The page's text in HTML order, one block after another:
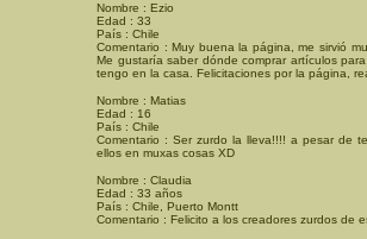
Nombre : Ezio
Edad : 33
País : Chile
Comentario : Muy buena la página, me sirvió
Me gustaría saber dónde comprar artículos
tengo en la casa. Felicitaciones por la página,
Nombre : Matias
Edad : 16
País : Chile
Comentario : Ser zurdo la lleva!!!! a pesar de
ellos en muxas cosas XD
Nombre : Claudia
Edad : 33 años
País : Chile, Puerto Montt
Comentario : Felicito a los creadores zurdos de